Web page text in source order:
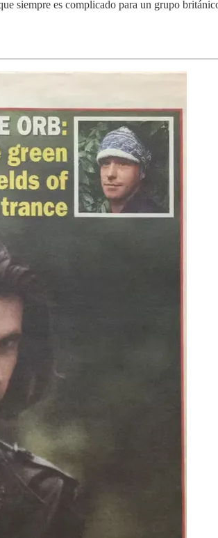
siempre es complicado para un grupo